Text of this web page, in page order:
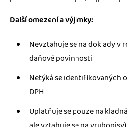
Další omezení a výjimky:
Nevztahuje se na doklady v
daňové povinnosti
Netýká se identifikovaných
DPH
Uplatňuje se pouze na